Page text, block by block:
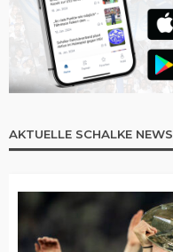
AKTUELLE SCHALKE NEWS